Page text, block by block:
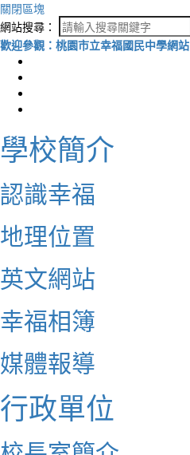
關閉區塊
網站搜尋：
歡迎參觀：桃園市立幸福國民中學網站
學校簡介
認識幸福
地理位置
英文網站
幸福相簿
媒體報導
行政單位